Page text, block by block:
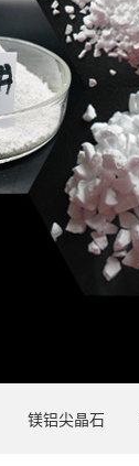
镁铝尖晶石